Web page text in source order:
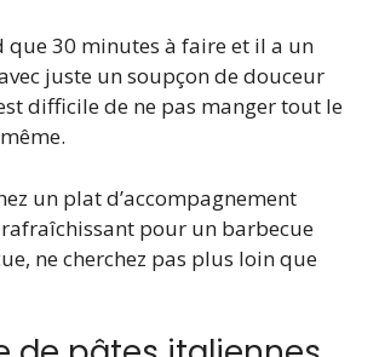
que 30 minutes à faire et il a un
juste un soupçon de douceur
difficile de ne pas manger tout le
un plat d’accompagnement
pour un barbecue
ne cherchez pas plus loin que